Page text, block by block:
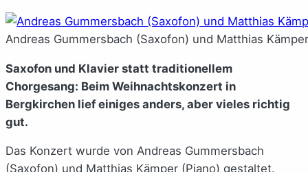
Andreas Gummersbach (Saxofon) und Matthias
Saxofon und Klavier statt traditionellem
Chorgesang: Beim Weihnachtskonzert in
Bergkirchen lief einiges anders, aber vieles richtig
gut.
Das Konzert wurde von Andreas Gummersbach
(Saxofon) und Matthias Kämper (Piano) gestaltet.